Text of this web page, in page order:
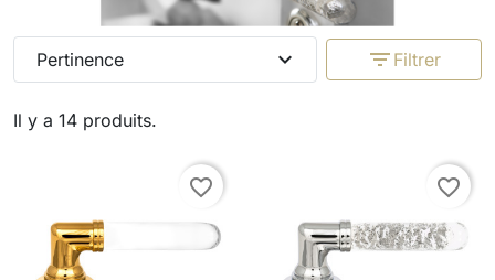
Il y a 14 produits.
Pertinence expand_more filter_list Filtrer
favorite_border favorite_border